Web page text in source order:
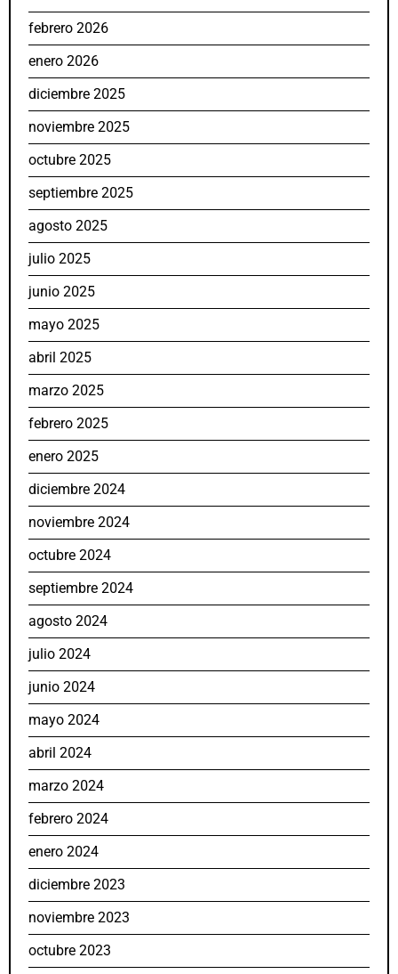
febrero 2026
enero 2026
diciembre 2025
noviembre 2025
octubre 2025
septiembre 2025
agosto 2025
julio 2025
junio 2025
mayo 2025
abril 2025
marzo 2025
febrero 2025
enero 2025
diciembre 2024
noviembre 2024
octubre 2024
septiembre 2024
agosto 2024
julio 2024
junio 2024
mayo 2024
abril 2024
marzo 2024
febrero 2024
enero 2024
diciembre 2023
noviembre 2023
octubre 2023